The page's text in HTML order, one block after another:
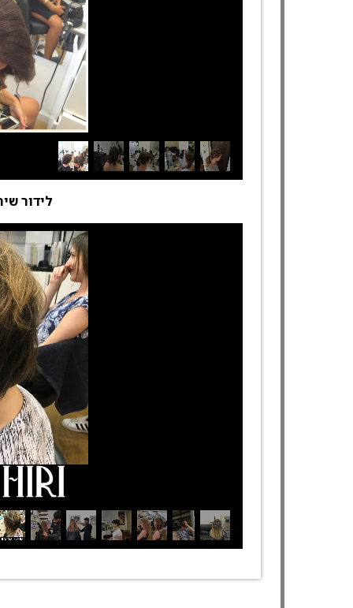
לידור